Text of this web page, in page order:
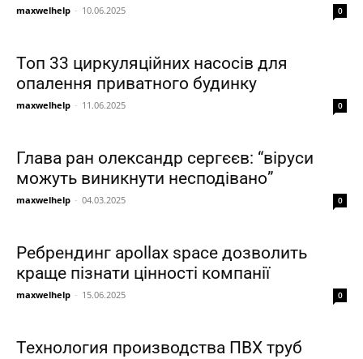
maxwelhelp - 10.06.2025 0
Топ 33 циркуляційних насосів для
опалення приватного будинку
maxwelhelp - 11.06.2025 0
Глава ран олександр сергєєв: “віруси
можуть виникнути несподівано”
maxwelhelp - 04.03.2025 0
Ребрендинг apollax ѕрасе дозволить
краще пізнати цінності компанії
maxwelhelp - 15.06.2025 0
Технология производства ПВХ труб